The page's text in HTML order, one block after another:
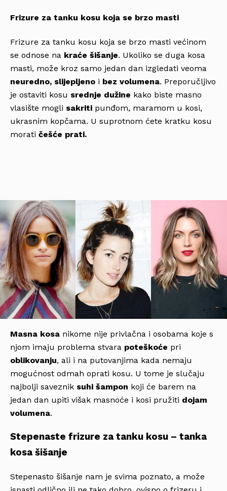
Frizure za tanku kosu koja se brzo masti
Frizure za tanku kosu koja se brzo masti većinom
se odnose na kraće šišanje. Ukoliko se duga kosa
masti, može kroz samo jedan dan izgledati veoma
neuredno, slijepljeno i bez volumena. Preporučljivo
je ostaviti kosu srednje dužine kako biste masno
vlasište mogli sakriti punđom, maramom u kosi,
ukrasnim kopčama. U suprotnom ćete kratku kosu
morati češće prati.
Masna kosa nikome nije privlačna i osobama koje s
njom imaju problema stvara poteškoće pri
oblikovanju, ali i na putovanjima kada nemaju
mogućnost odmah oprati kosu. U tome je slučaju
najbolji saveznik suhi šampon koji će barem na
jedan dan upiti višak masnoće i kosi pružiti dojam
volumena.
Stepenaste frizure za tanku kosu – tanka
kosa šišanje
Stepenasto šišanje nam je svima poznato, a može